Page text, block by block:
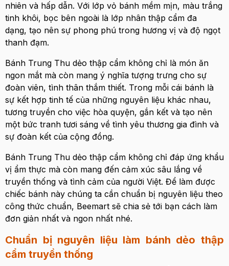
nhiên và hấp dẫn. Với lớp vỏ bánh mềm mịn, màu trắng
tinh khôi, bọc bên ngoài là lớp nhân thập cẩm đa
dạng, tạo nên sự phong phú trong hương vị và độ ngọt
thanh đạm.
Bánh Trung Thu dẻo thập cẩm không chỉ là món ăn
ngon mắt mà còn mang ý nghĩa tượng trưng cho sự
đoàn viên, tình thân thắm thiết. Trong mỗi cái bánh là
sự kết hợp tinh tế của những nguyên liệu khác nhau,
tương truyền cho việc hòa quyện, gắn kết và tạo nên
một bức tranh tươi sáng về tình yêu thương gia đình và
sự đoàn kết của cộng đồng.
Bánh Trung Thu dẻo thập cẩm không chỉ đáp ứng khẩu
vị ẩm thực mà còn mang đến cảm xúc sâu lắng về
truyền thống và tình cảm của người Việt. Để làm được
chiếc bánh này chúng ta cần chuẩn bị nguyên liệu theo
công thức chuẩn, Beemart sẽ chia sẻ tới bạn cách làm
đơn giản nhất và ngon nhất nhé.
Chuẩn bị nguyên liệu làm bánh dẻo thập
cẩm truyền thống